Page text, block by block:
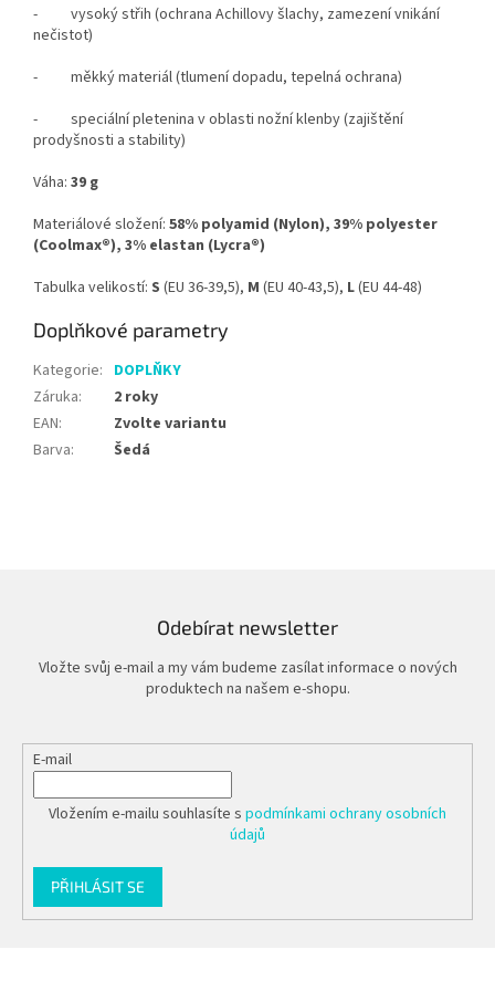
- vysoký střih (ochrana Achillovy šlachy, zamezení vnikání
nečistot)
- měkký materiál (tlumení dopadu, tepelná ochrana)
- speciální pletenina v oblasti nožní klenby (zajištění
prodyšnosti a stability)
Váha: 39 g
Materiálové složení: 58% polyamid (Nylon), 39% polyester
(Coolmax®), 3% elastan (Lycra®)
Tabulka velikostí: S (EU 36-39,5), M (EU 40-43,5), L(EU 44-48)
Doplňkové parametry
Kategorie: DOPLŇKY
Záruka:
2 roky
EAN:
Zvolte variantu
Barva: Šedá
Odebírat newsletter
Vložte svůj e-mail a my vám budeme zasílat informace o nových
produktech na našem e-shopu.
E-mail
Vložením e-mailu souhlasíte s podmínkami ochrany osobních
údajů
PŘIHLÁSIT SE